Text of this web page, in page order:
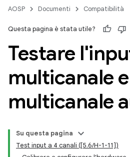
AOSP Documenti Compatibilità
Questa pagina è stata utile?
Testare
multicanale
multicanale
Su questa pagina
Test input a 4 canali ([5.6/H-1-11])